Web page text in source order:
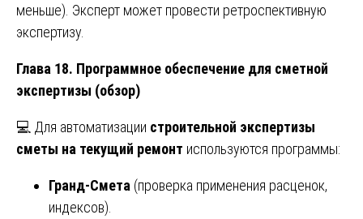
меньше). Эксперт может провести ретроспективную
экспертизу.
Глава 18. Программное обеспечение для сметной
экспертизы (обзор)
💻 Для автоматизации строительной экспертизы
сметы на текущий ремонт используются программы:
Гранд-Смета (проверка применения расценок,
индексов).